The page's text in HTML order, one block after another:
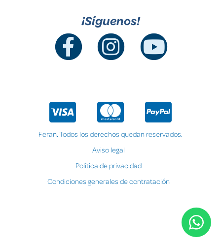
¡Síguenos!
Feran. Todos los derechos quedan reservados.
Aviso legal
Política de privacidad
Condiciones generales de contratación